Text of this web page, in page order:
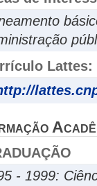
Lattes:
- 1999: